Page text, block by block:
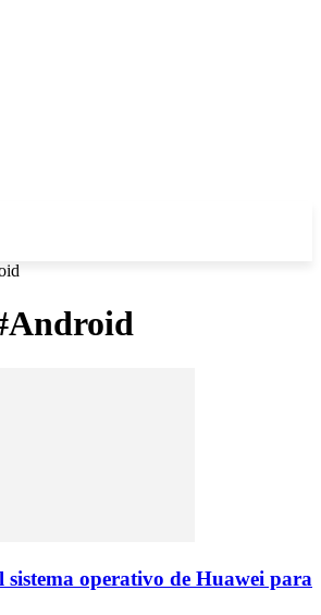
sistema operativo de Huawei para